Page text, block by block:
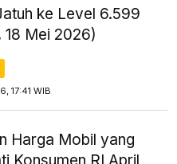
ke Level 6.599
18 Mei 2026)
17:41 WIB
Harga Mobil yang
Konsumen RI April